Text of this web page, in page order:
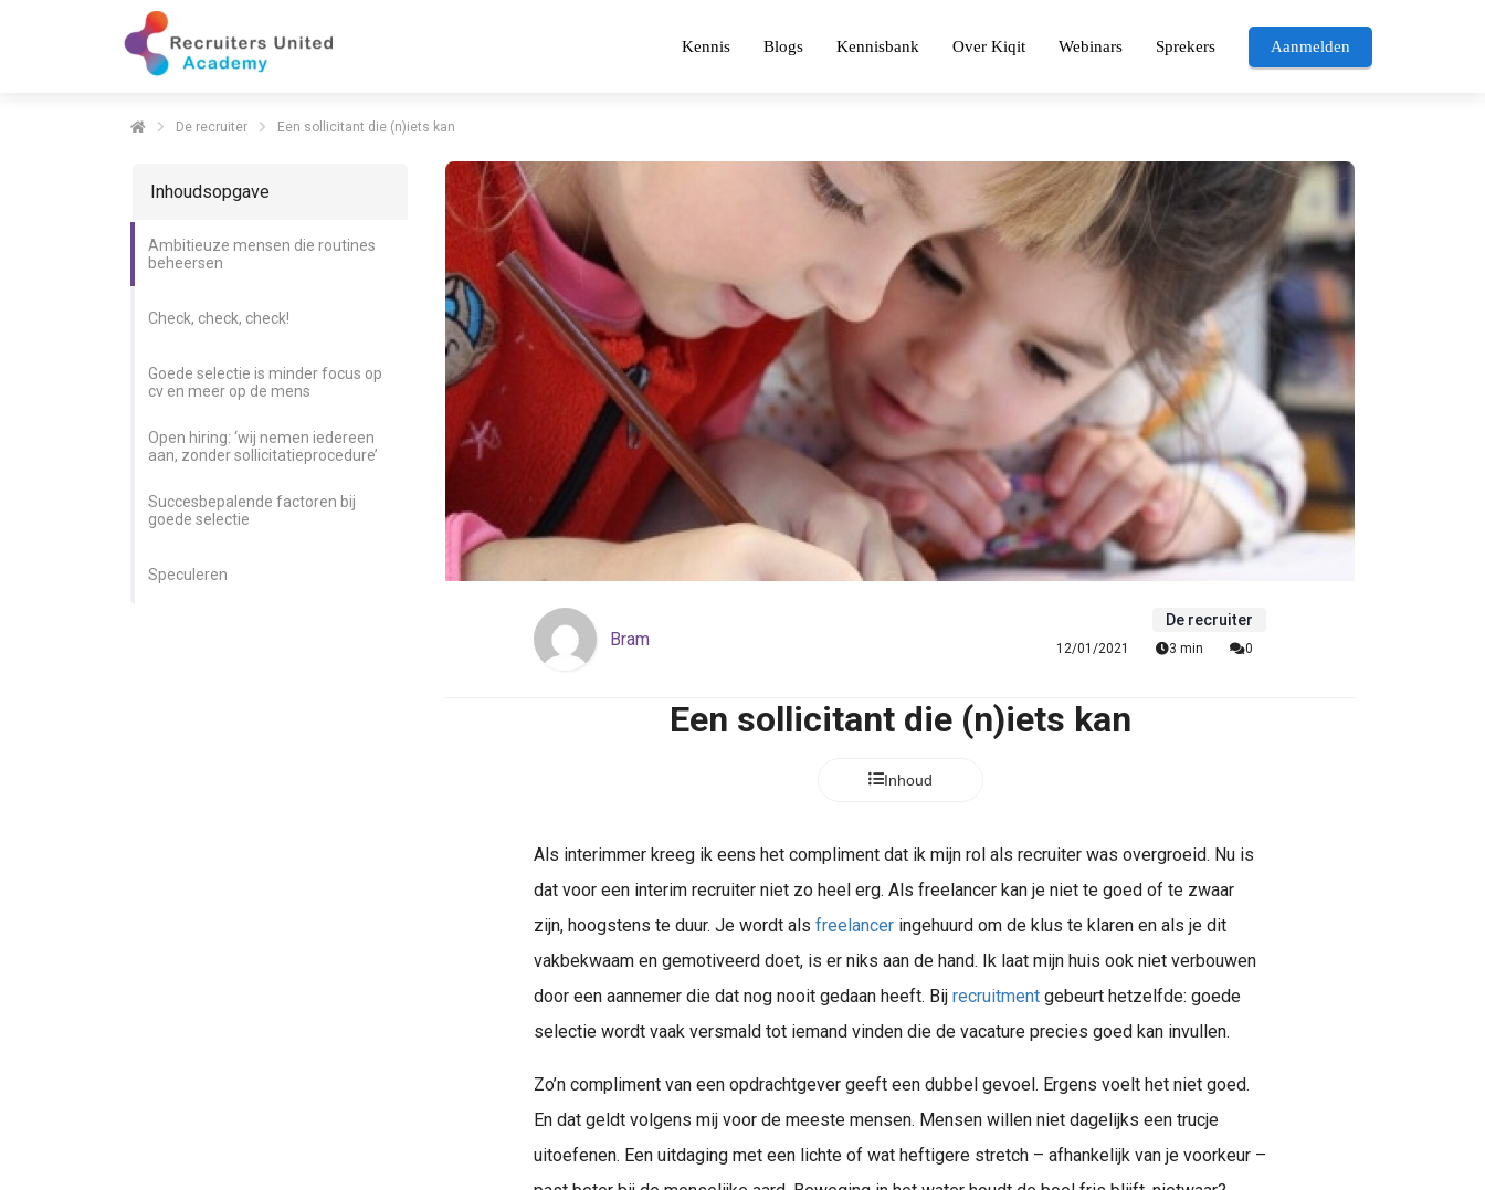
Kennis Blogs Kennisbank Over Kiqit Webinars Sprekers Aanmelden
De recruiter Een sollicitant die (n)iets kan
Inhoudsopgave
Ambitieuze mensen die routines
beheersen
Check, check, check!
Goede selectie is minder focus op
cv en meer op de mens
Open hiring: ‘wij nemen iedereen
aan, zonder sollicitatieprocedure’
Succesbepalende factoren bij
goede selectie
Speculeren
Bram
De recruiter
12/01/2021 3 min 0
Een sollicitant die (n)iets kan
Inhoud
Als interimmer kreeg ik eens het compliment dat ik mijn rol als recruiter was overgroeid. Nu is
dat voor een interim recruiter niet zo heel erg. Als freelancer kan je niet te goed of te zwaar
zijn, hoogstens te duur. Je wordt als freelancer ingehuurd om de klus te klaren en als je dit
vakbekwaam en gemotiveerd doet, is er niks aan de hand. Ik laat mijn huis ook niet verbouwen
door een aannemer die dat nog nooit gedaan heeft. Bij recruitment gebeurt hetzelfde: goede
selectie wordt vaak versmald tot iemand vinden die de vacature precies goed kan invullen.
Zo’n compliment van een opdrachtgever geeft een dubbel gevoel. Ergens voelt het niet goed.
En dat geldt volgens mij voor de meeste mensen. Mensen willen niet dagelijks een trucje
uitoefenen. Een uitdaging met een lichte of wat heftigere stretch – afhankelijk van je voorkeur –